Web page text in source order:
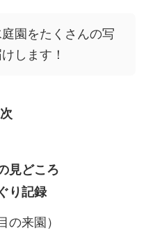
園をたくさんの写
します！
見どころ
り記録
の来園）